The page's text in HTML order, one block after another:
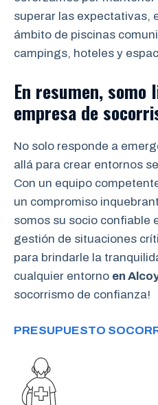
superar las expectativas,
ámbito de piscinas
campings, hoteles y
En resumen, somo
empresa de
No solo responde a
allá para crear entornos
Con un equipo
un compromiso
somos su socio confiable
gestión de situaciones
para brindarle la
cualquier entorno en
socorrismo de confianza!
PRESUPUESTO